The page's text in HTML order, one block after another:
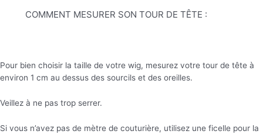
COMMENT MESURER SON TOUR DE TÊTE :
Pour bien choisir la taille de votre wig, mesurez votre tour de tête à
environ 1 cm au dessus des sourcils et des oreilles.
Veillez à ne pas trop serrer.
Si vous n’avez pas de mètre de couturière, utilisez une ficelle pour la